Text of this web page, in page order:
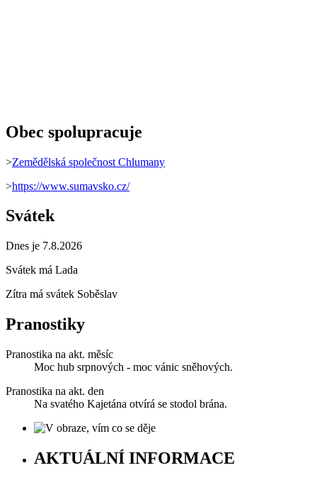
Obec spolupracuje
>Zemědělská společnost Chlumany
>https://www.sumavsko.cz/
Svátek
Dnes je 7.8.2026
Svátek má Lada
Zítra má svátek Soběslav
Pranostiky
Pranostika na akt. měsíc
Moc hub srpnových - moc vánic sněhových.
Pranostika na akt. den
Na svatého Kajetána otvírá se stodol brána.
AKTUÁLNÍ INFORMACE